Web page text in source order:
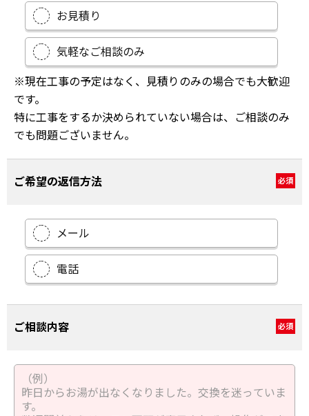
お見積り
気軽なご相談のみ
※現在工事の予定はなく、見積りのみの場合でも大歓迎
です。
特に工事をするか決められていない場合は、ご相談のみ
でも問題ございません。
ご希望の返信方法 必須
メール
電話
ご相談内容 必須